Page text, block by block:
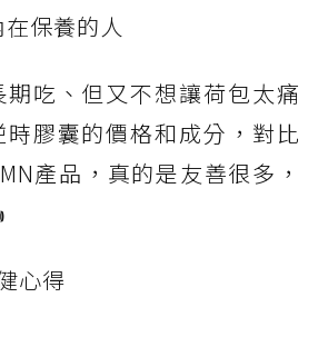
保養的人
吃、但又不想讓荷包太痛
膠囊的價格和成分，對比
產品，真的是友善很多，
心得